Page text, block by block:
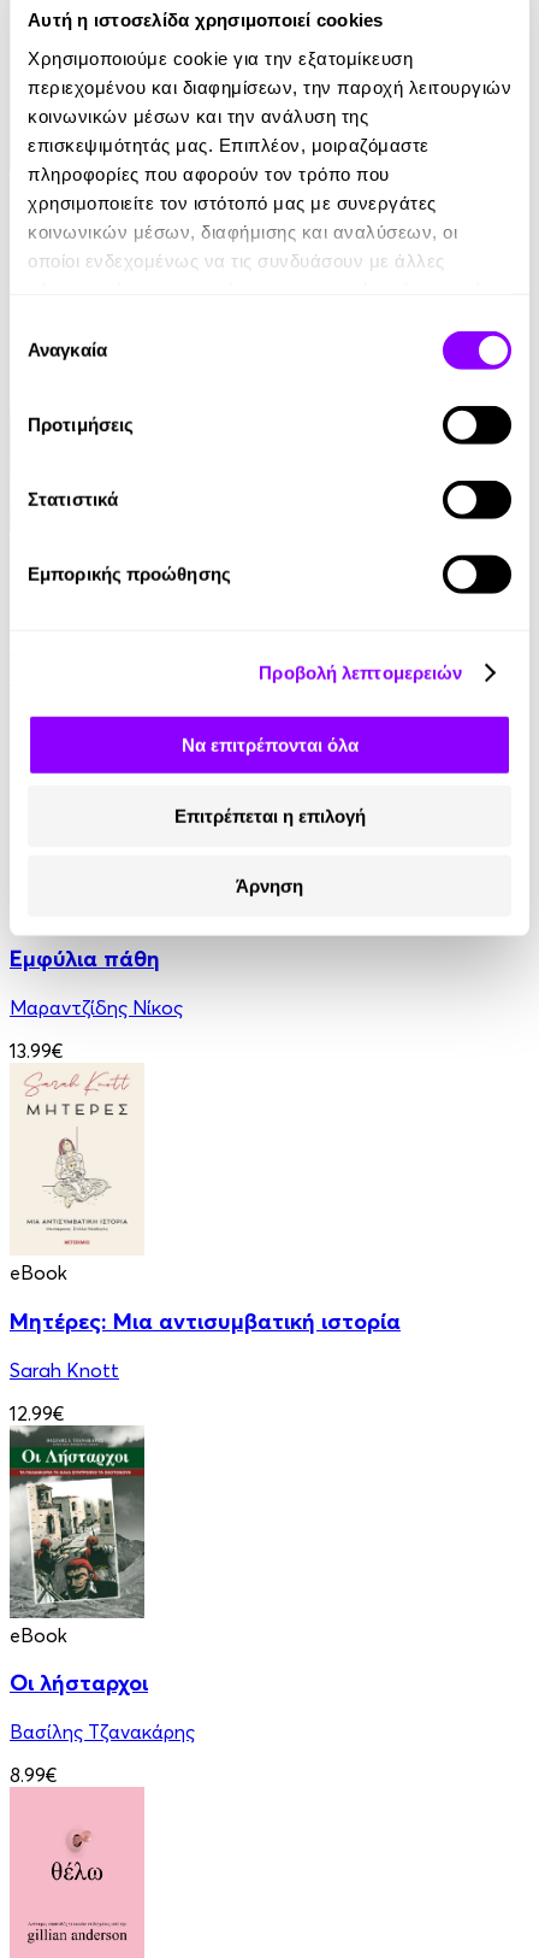
Αυτή η ιστοσελίδα χρησιμοποιεί cookies
Χρησιμοποιούμε cookie για την εξατομίκευση
περιεχομένου και διαφημίσεων, την παροχή λειτουργιών
κοινωνικών μέσων και την ανάλυση της
επισκεψιμότητάς μας. Επιπλέον, μοιραζόμαστε
πληροφορίες που αφορούν τον τρόπο που
χρησιμοποιείτε τον ιστότοπό μας με συνεργάτες
κοινωνικών μέσων, διαφήμισης και αναλύσεων, οι
οποίοι ενδεχομένως να τις συνδυάσουν με άλλες
των υπηρεσιών τους.
συγκατάθεσης
Αναγκαία
Προτιμήσεις
Στατιστικά
Εμπορικής προώθησης
Προβολή λεπτομερειών
Να επιτρέπονται όλα
Επιτρέπεται η επιλογή
Άρνηση
Audiobook
Ο Μύθος της Αιωνιότητας
Εμφύλια πάθη
Μαραντζίδης Νίκος
13.99€
eBook
Μητέρες: Μια αντισυμβατική ιστορία
Sarah Knott
12.99€
eBook
Οι λήσταρχοι
Βασίλης Τζανακάρης
8.99€